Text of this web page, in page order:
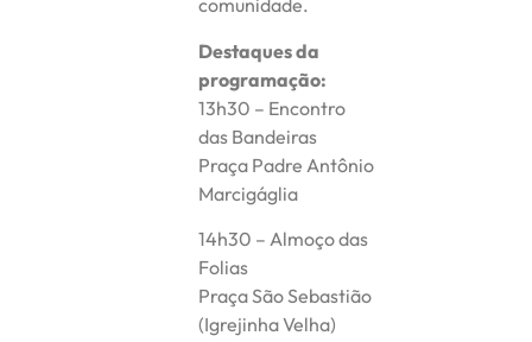
comunidade.
Destaques da
programação:
13h30 – Encontro
das Bandeiras
Praça Padre Antônio
Marcigáglia
14h30 – Almoço das
Folias
Praça São Sebastião
(Igrejinha Velha)